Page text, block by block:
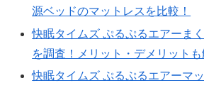
源ベッドのマットレスを比較！
快眠タイムズ ぷるぷるエアーま
を調査！メリット・デメリットも
快眠タイムズ ぷるぷるエアーマ